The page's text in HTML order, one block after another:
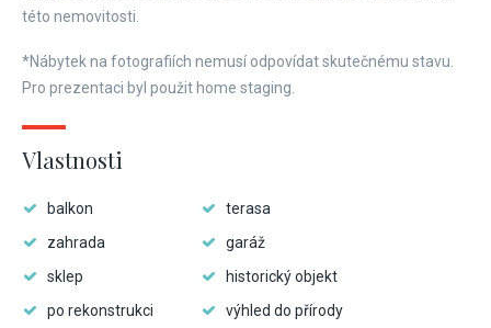
této nemovitosti.
*Nábytek na fotografiích nemusí odpovídat skutečnému stavu.
Pro prezentaci byl použit home staging.
Vlastnosti
balkon
terasa
zahrada
garáž
sklep
historický objekt
po rekonstrukci
výhled do přírody